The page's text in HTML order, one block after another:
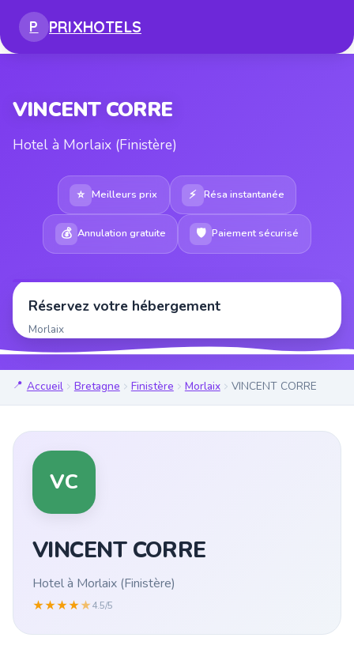
P PRIXHOTELS
VINCENT CORRE
Hotel à Morlaix (Finistère)
⭐ Meilleurs prix ⚡ Résa instantanée
💰 Annulation gratuite 🛡 Paiement sécurisé
Réservez votre hébergement
Morlaix
Accueil Bretagne Finistère Morlaix VINCENT CORRE
VC
VINCENT CORRE
Hotel à Morlaix (Finistère)
★★★★★4.5/5